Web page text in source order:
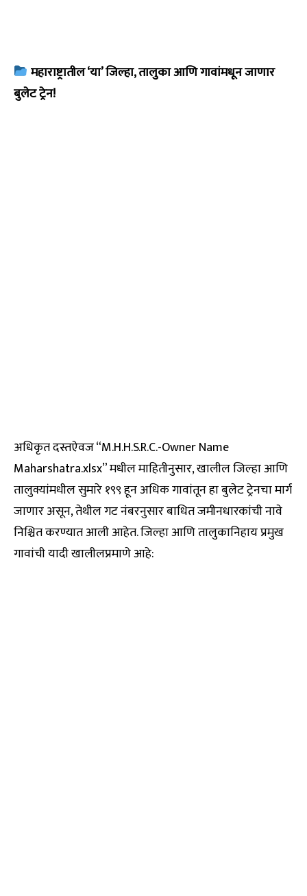
महाराष्ट्रातील ‘या’ जिल्हा, तालुका आणि गावांमधून जाणार
बुलेट ट्रेन!
अधिकृत दस्तऐवज “M.H.H.S.R.C.-Owner Name
Maharshatra.xlsx” मधील माहितीनुसार, खालील जिल्हा आणि
तालुक्यांमधील सुमारे १९९ हून अधिक गावांतून हा बुलेट ट्रेनचा मार्ग
जाणार असून, तेथील गट नंबरनुसार बाधित जमीनधारकांची नावे
निश्चित करण्यात आली आहेत. जिल्हा आणि तालुकानिहाय प्रमुख
गावांची यादी खालीलप्रमाणे आहे: